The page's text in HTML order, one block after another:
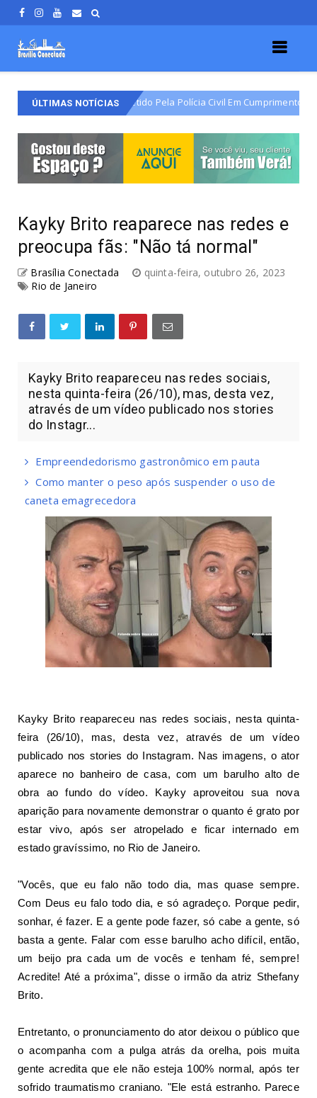
ÚLTIMAS NOTÍCIAS
Do Varjão É Detido Pela Polícia Civil Em Cumprimento De Mandado
Kayky Brito reaparece nas redes e
preocupa fãs: "Não tá normal"
Brasília Conectada
quinta-feira, outubro 26, 2023
Rio de Janeiro
Kayky Brito reapareceu nas redes sociais,
nesta quinta-feira (26/10), mas, desta vez,
através de um vídeo publicado nos stories
do Instagr...
Empreendedorismo gastronômico em pauta
Como manter o peso após suspender o uso de
caneta emagrecedora
Kayky Brito reapareceu nas redes sociais, nesta quinta-
feira (26/10), mas, desta vez, através de um vídeo
publicado nos stories do Instagram. Nas imagens, o ator
aparece no banheiro de casa, com um barulho alto de
obra ao fundo do vídeo. Kayky aproveitou sua nova
aparição para novamente demonstrar o quanto é grato por
estar vivo, após ser atropelado e ficar internado em
estado gravíssimo, no Rio de Janeiro.
"Vocês, que eu falo não todo dia, mas quase sempre.
Com Deus eu falo todo dia, e só agradeço. Porque pedir,
sonhar, é fazer. E a gente pode fazer, só cabe a gente, só
basta a gente. Falar com esse barulho acho difícil, então,
um beijo pra cada um de vocês e tenham fé, sempre!
Acredite! Até a próxima", disse o irmão da atriz Sthefany
Brito.
Entretanto, o pronunciamento do ator deixou o público que
o acompanha com a pulga atrás da orelha, pois muita
gente acredita que ele não esteja 100% normal, após ter
sofrido traumatismo craniano. "Ele está estranho. Parece